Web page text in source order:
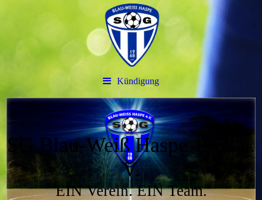
Kündigung
SG Blau-Weiß Haspe 1968 e.
V.
EIN Verein. EIN Team.